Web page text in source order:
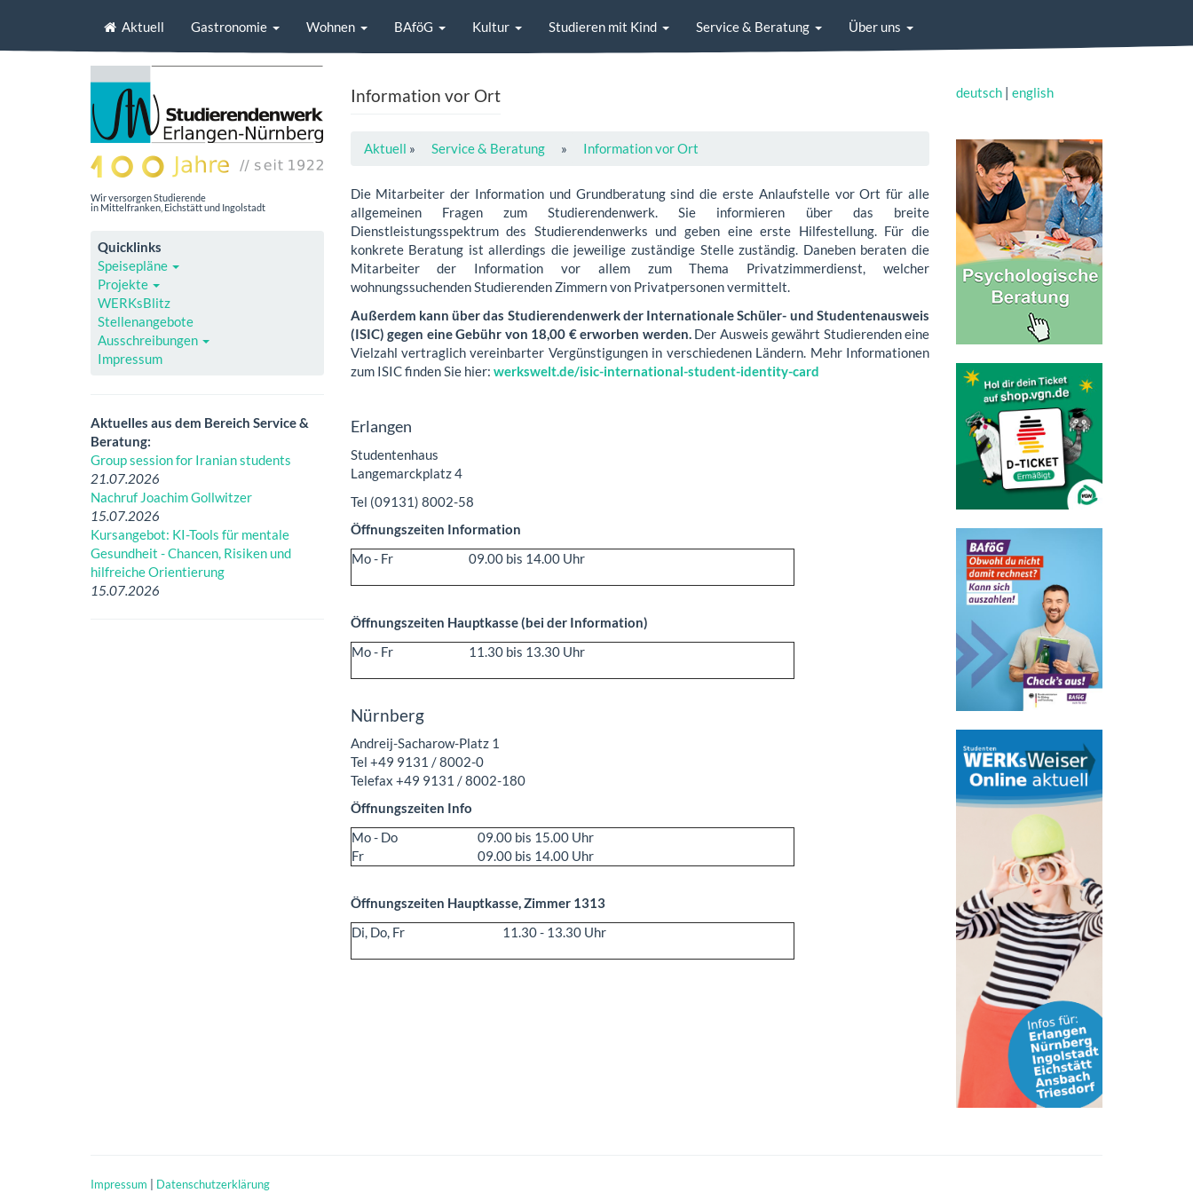
Aktuell Gastronomie Wohnen BAföG Kultur Studieren mit Kind Service & Beratung Über uns
Wir versorgen Studierende
in Mittelfranken, Eichstätt und Ingolstadt
Quicklinks
Speisepläne
Projekte
WERKsBlitz
Stellenangebote
Ausschreibungen
Impressum
Aktuelles aus dem Bereich Service &
Beratung:
Group session for Iranian students
21.07.2026
Nachruf Joachim Gollwitzer
15.07.2026
Kursangebot: KI-Tools für mentale
Gesundheit - Chancen, Risiken und
hilfreiche Orientierung
15.07.2026
Information vor Ort
Aktuell » Service & Beratung » Information vor Ort
Die Mitarbeiter der Information und Grundberatung sind die erste Anlaufstelle vor Ort für alle
allgemeinen Fragen zum Studierendenwerk. Sie informieren über das breite
Dienstleistungsspektrum des Studierendenwerks und geben eine erste Hilfestellung. Für die
konkrete Beratung ist allerdings die jeweilige zuständige Stelle zuständig. Daneben beraten die
Mitarbeiter der Information vor allem zum Thema Privatzimmerdienst, welcher
wohnungssuchenden Studierenden Zimmern von Privatpersonen vermittelt.
Außerdem kann über das Studierendenwerk der Internationale Schüler- und Studentenausweis
(ISIC) gegen eine Gebühr von 18,00 € erworben werden. Der Ausweis gewährt Studierenden eine
Vielzahl vertraglich vereinbarter Vergünstigungen in verschiedenen Ländern. Mehr Informationen
zum ISIC finden Sie hier: werkswelt.de/isic-international-student-identity-card
Erlangen
Studentenhaus
Langemarckplatz 4
Tel (09131) 8002-58
Öffnungszeiten Information
Mo - Fr
09.00 bis 14.00 Uhr
Öffnungszeiten Hauptkasse (bei der Information)
Mo - Fr
11.30 bis 13.30 Uhr
Nürnberg
Andreij-Sacharow-Platz 1
Tel +49 9131 / 8002-0
Telefax +49 9131 / 8002-180
Öffnungszeiten Info
Mo - Do
09.00 bis 15.00 Uhr
Fr
09.00 bis 14.00 Uhr
Öffnungszeiten Hauptkasse, Zimmer 1313
Di, Do, Fr
11.30 - 13.30 Uhr
deutsch | english
Impressum Datenschutzerklärung